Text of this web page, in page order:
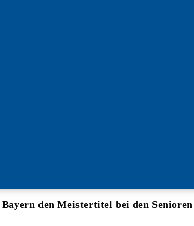
den Meistertitel bei den